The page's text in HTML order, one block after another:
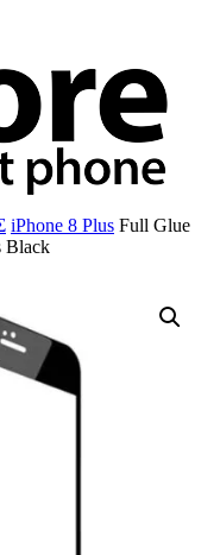
iPhone 8 Plus Full Glue
Black